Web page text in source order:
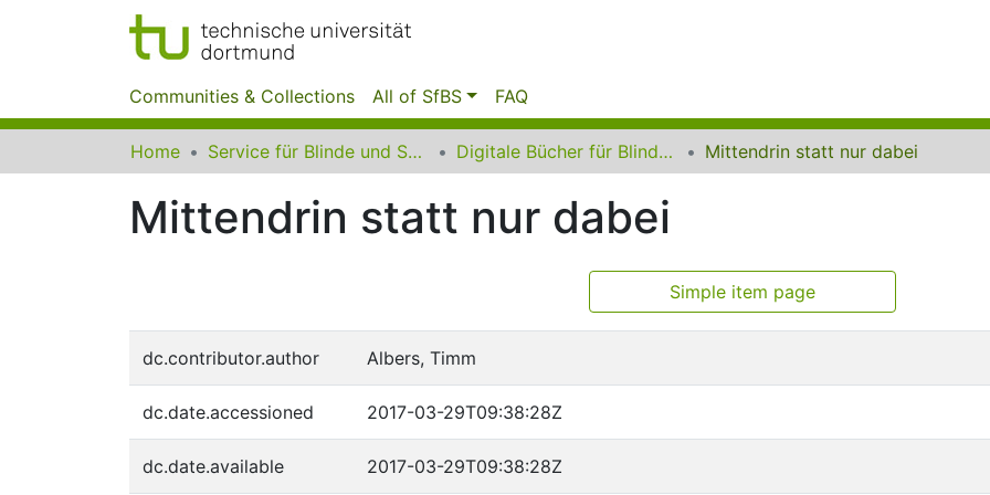
Communities & Collections All of SfBS FAQ
Home Service für Blinde und Sehbehinderte der UB Dortmund Digitale Bücher für Blinde und Sehbehinderte Mittendrin statt nur dabei
Mittendrin statt nur dabei
Simple item page
dc.contributor.author Albers, Timm
dc.date.accessioned 2017-03-29T09:38:28Z
dc.date.available 2017-03-29T09:38:28Z